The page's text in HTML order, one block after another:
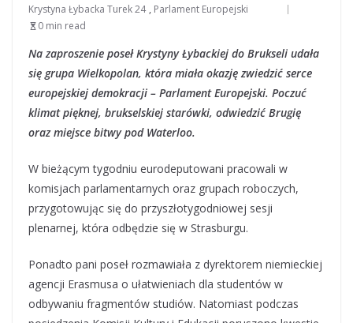
Krystyna Łybacka Turek 24 , Parlament Europejski
0 min read
Na zaproszenie poseł Krystyny Łybackiej do Brukseli udała
się grupa Wielkopolan, która miała okazję zwiedzić serce
europejskiej demokracji – Parlament Europejski. Poczuć
klimat pięknej, brukselskiej starówki, odwiedzić Brugię
oraz miejsce bitwy pod Waterloo.
W bieżącym tygodniu eurodeputowani pracowali w
komisjach parlamentarnych oraz grupach roboczych,
przygotowując się do przyszłotygodniowej sesji
plenarnej, która odbędzie się w Strasburgu.
Ponadto pani poseł rozmawiała z dyrektorem niemieckiej
agencji Erasmusa o ułatwieniach dla studentów w
odbywaniu fragmentów studiów. Natomiast podczas